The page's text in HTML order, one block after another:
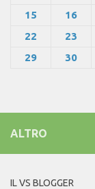
15
16
22
23
29
30
ALTRO
IL VS BLOGGER